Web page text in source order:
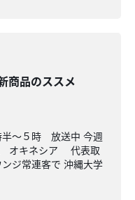
商品のススメ
～５時 放送中 今週
オキネシア 代表取
ジ常連客で 沖縄大学